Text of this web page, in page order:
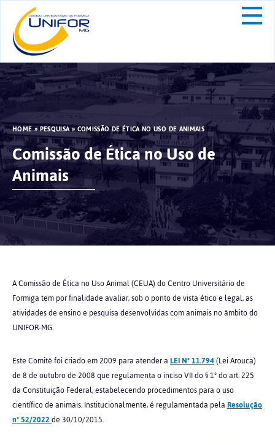
HOME»PESQUISA»COMISSÃO DE ÉTICA NO USO DE ANIMAIS
Comissão de Ética no Uso de
Animais
A Comissão de Ética no Uso Animal (CEUA) do Centro Universitário de
Formiga tem por finalidade avaliar, sob o ponto de vista ético e legal, as
atividades de ensino e pesquisa desenvolvidas com animais no âmbito do
UNIFOR-MG.
Este Comitê foi criado em 2009 para atender aLEI Nº 11.794(Lei Arouca)
de 8 de outubro de 2008 que regulamenta o inciso VII do § 1º do art. 225
da Constituição Federal, estabelecendo procedimentos para o uso
científico de animais. Institucionalmente, é regulamentada pelaResolução
nº 52/2022de 30/10/2015.